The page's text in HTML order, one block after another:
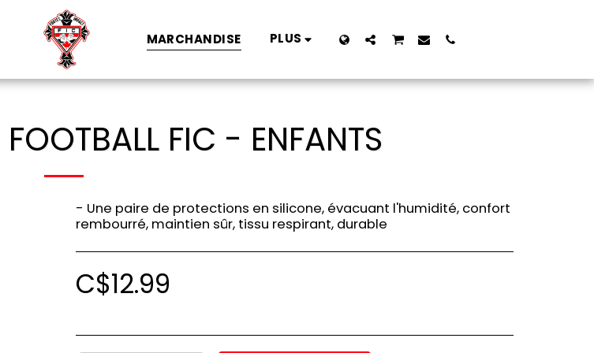
MARCHANDISE PLUS
FOOTBALL FIC - ENFANTS
- Une paire de protections en silicone, évacuant l'humidité, confort
rembourré, maintien sûr, tissu respirant, durable
C$12.99